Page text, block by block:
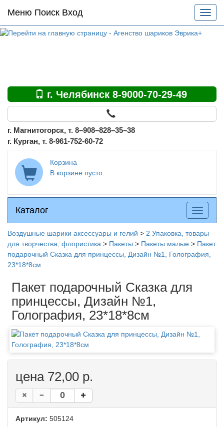
Основное
меню
по
Меню Поиск Вход
меню
г. Челябинск 8-9000-70-29-49
г. Магнитогорск, т. 8–908–828–35–38
г. Курган, т. 8-961-752-60-72
Корзина
В корзине пусто.
Каталог
Каталог
меню
Воздушные шарики аксессуары и гелий > 2 Упаковка, товары
для творчества, флористика > Пакеты > Пакеты малые > Пакет
подарочный Сказка для принцессы, Дизайн №1, Голография,
23*18*8см
Пакет подарочный Сказка для
принцессы, Дизайн №1,
Голография, 23*18*8см
цена 72,00 р.
Артикул: 505124